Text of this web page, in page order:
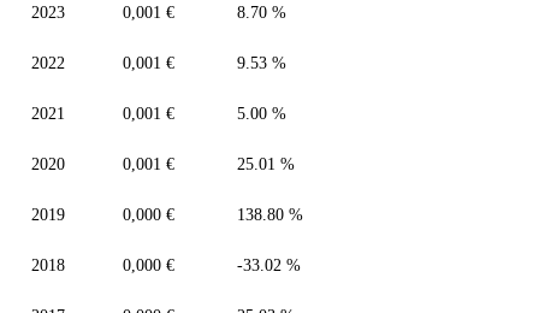
2023 0,001 € 8.70 %
2022 0,001 € 9.53 %
2021 0,001 € 5.00 %
2020 0,001 € 25.01 %
2019 0,000 € 138.80 %
2018 0,000 € -33.02 %